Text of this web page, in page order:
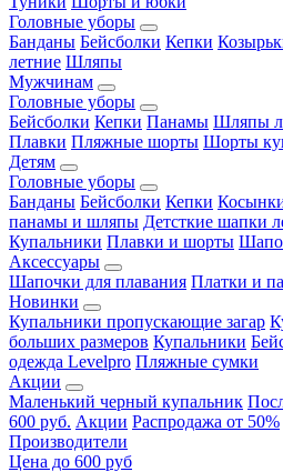
Головные уборы
Банданы Бейсболки Кепки
летние Шляпы
Мужчинам
Головные уборы
Бейсболки Кепки Панамы Шляпы
Плавки Пляжные шорты Шорты
Детям
Головные уборы
Банданы Бейсболки Кепки
панамы и шляпы Детсткие шапки
Купальники Плавки и шорты
Аксессуары
Шапочки для плавания Платки и
Новинки
Купальники пропускающие загар
больших размеров Купальники
одежда Levelpro Пляжные сумки
Акции
Маленький черный купальник
600 руб. Акции Распродажа от 50%
Производители
Цена до 600 руб